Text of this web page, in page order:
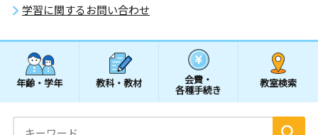
学習に関するお問い合わせ
年齢・学年 教科・教材 会費・
各種手続き
教室検索